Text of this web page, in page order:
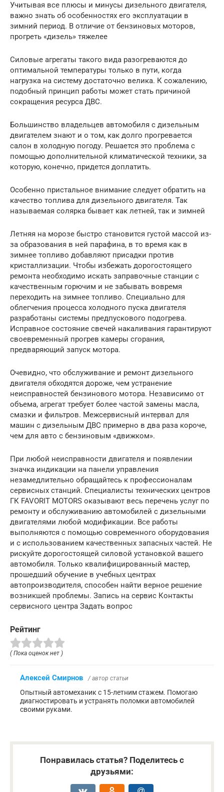
Учитывая все плюсы и минусы дизельного двигателя,
важно знать об особенностях его эксплуатации в
зимний период. В отличие от бензиновых моторов,
прогреть «дизель» тяжелее
Силовые агрегаты такого вида разогреваются до
оптимальной температуры только в пути, когда
нагрузка на систему достаточно велика. К сожалению,
подобный принцип работы может стать причиной
сокращения ресурса ДВС.
Большинство владельцев автомобиля с дизельным
двигателем знают и о том, как долго прогревается
салон в холодную погоду. Решается это проблема с
помощью дополнительной климатической техники, за
которую, конечно, придется доплатить.
Особенно пристальное внимание следует обратить на
качество топлива для дизельного двигателя. Так
называемая солярка бывает как летней, так и зимней
Летняя на морозе быстро становится густой массой из-
за образования в ней парафина, в то время как в
зимнее топливо добавляют присадки против
кристаллизации. Чтобы избежать дорогостоящего
ремонта необходимо искать заправочные станции с
качественным горючим и не забывать вовремя
переходить на зимнее топливо. Специально для
облегчения процесса холодного пуска двигателя
разработаны системы предпускового подогрева.
Исправное состояние свечей накаливания гарантируют
своевременный прогрев камеры сгорания,
предваряющий запуск мотора.
Очевидно, что обслуживание и ремонт дизельного
двигателя обходятся дороже, чем устранение
неисправностей бензинового мотора. Независимо от
объема, агрегат требует более частой замены масла,
смазки и фильтров. Межсервисный интервал для
машин с дизельным ДВС примерно в два раза короче,
чем для авто с бензиновым «движком».
При любой неисправности двигателя и появлении
значка индикации на панели управления
незамедлительно обращайтесь к профессионалам
сервисных станций. Специалисты технических центров
ГК FAVORIT MOTORS оказывают весь перечень услуг по
ремонту и обслуживанию автомобилей с дизельными
двигателями любой модификации. Все работы
выполняются с помощью современного оборудования
и с использованием качественных запасных частей. Не
рискуйте дорогостоящей силовой установкой вашего
автомобиля. Только квалифицированный мастер,
прошедший обучение в учебных центрах
автопроизводителя, способен найти верное решение
возникшей проблемы. Запись на сервис Контакты
сервисного центра Задать вопрос
Рейтинг
( Пока оценок нет )
Алексей Смирнов / автор статьи
Опытный автомеханик с 15-летним стажем. Помогаю
диагностировать и устранять поломки автомобилей
своими руками.
Понравилась статья? Поделитесь с
друзьями: